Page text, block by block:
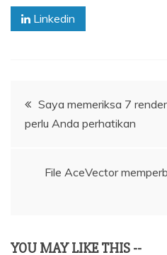
Linkedin
Navigasi
pos
Saya memeriksa 7
perlu Anda perhatikan
File AceVector
YOU MAY LIKE THIS --